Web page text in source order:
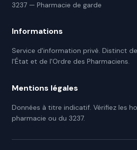
3237 — Pharmacie de garde
Informations
Service d'information privé. Distinct
l'État et de l'Ordre des Pharmaciens.
Mentions légales
Données à titre indicatif. Vérifiez les
pharmacie ou du 3237.